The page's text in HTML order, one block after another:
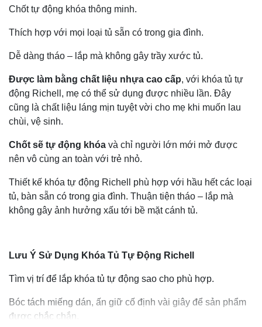
Chốt tự động khóa thông minh.
Thích hợp với mọi loại tủ sẵn có trong gia đình.
Dễ dàng tháo – lắp mà không gây trầy xước tủ.
Được làm bằng chất liệu nhựa cao cấp, với khóa tủ tự
động Richell, mẹ có thể sử dụng được nhiều lần. Đây
cũng là chất liệu láng mịn tuyệt vời cho mẹ khi muốn lau
chùi, vệ sinh.
Chốt sẽ tự động khóa và chỉ người lớn mới mở được
nên vô cùng an toàn với trẻ nhỏ.
Thiết kế khóa tự động Richell phù hợp với hầu hết các loại
tủ, bàn sẵn có trong gia đình. Thuận tiện tháo – lắp mà
không gây ảnh hưởng xấu tới bề mặt cánh tủ.
Lưu Ý Sử Dụng Khóa Tủ Tự Động Richell
Tìm vị trí để lắp khóa tủ tự động sao cho phù hợp.
Bóc tách miếng dán, ấn giữ cố định vài giây để sản phẩm
được chắc chắn.